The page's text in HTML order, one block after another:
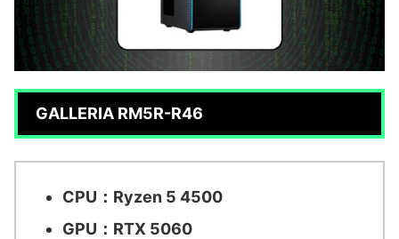
GALLERIA RM5R-R46
CPU：Ryzen 5 4500
GPU：RTX 5060